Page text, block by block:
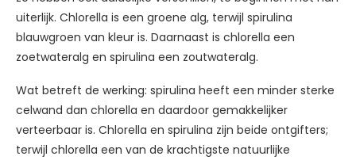
uiterlijk. Chlorella is een groene alg, terwijl spirulina
blauwgroen van kleur is. Daarnaast is chlorella een
zoetwateralg en spirulina een zoutwateralg.
Wat betreft de werking: spirulina heeft een minder sterke
celwand dan chlorella en daardoor gemakkelijker
verteerbaar is. Chlorella en spirulina zijn beide ontgifters;
terwijl chlorella een van de krachtigste natuurlijke